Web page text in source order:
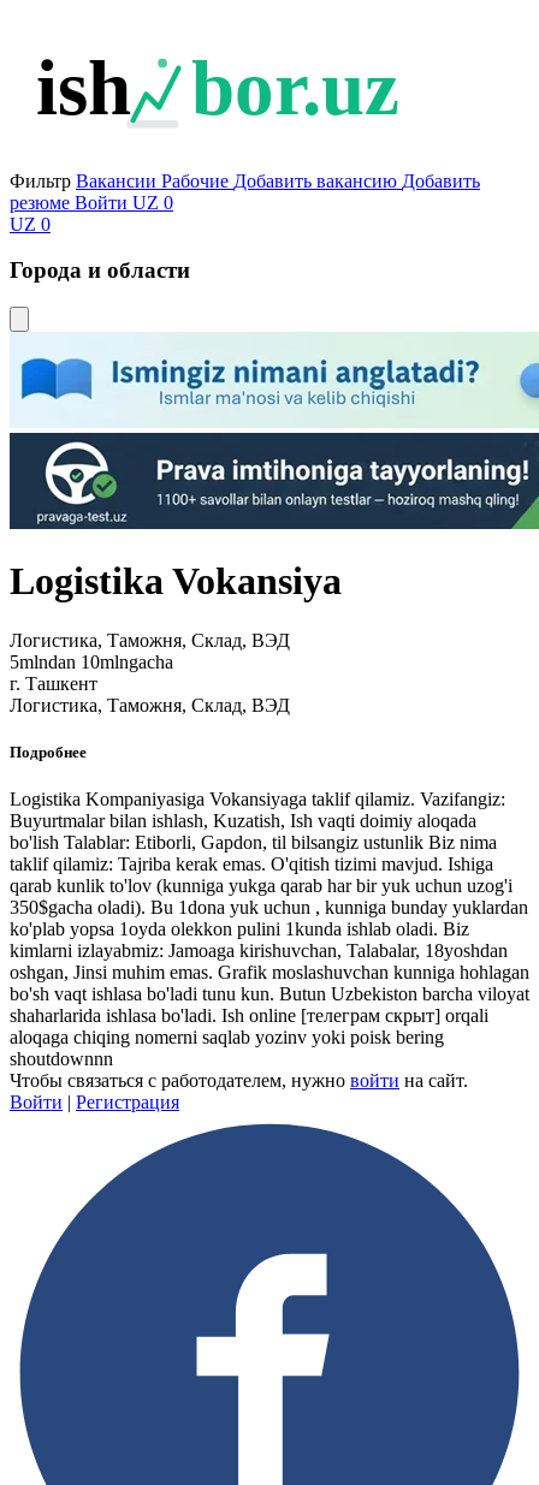
ish bor.uz
Фильтр Вакансии Рабочие Добавить вакансию Добавить
резюме Войти UZ 0
UZ 0
Города и области
Logistika Vokansiya
Логистика, Таможня, Склад, ВЭД
5mlndan 10mlngacha
г. Ташкент
Логистика, Таможня, Склад, ВЭД
Подробнее
Logistika Kompaniyasiga Vokansiyaga taklif qilamiz. Vazifangiz:
Buyurtmalar bilan ishlash, Kuzatish, Ish vaqti doimiy aloqada
bo'lish Talablar: Etiborli, Gapdon, til bilsangiz ustunlik Biz nima
taklif qilamiz: Tajriba kerak emas. O'qitish tizimi mavjud. Ishiga
qarab kunlik to'lov (kunniga yukga qarab har bir yuk uchun uzog'i
350$gacha oladi). Bu 1dona yuk uchun , kunniga bunday yuklardan
ko'plab yopsa 1oyda olekkon pulini 1kunda ishlab oladi. Biz
kimlarni izlayabmiz: Jamoaga kirishuvchan, Talabalar, 18yoshdan
oshgan, Jinsi muhim emas. Grafik moslashuvchan kunniga hohlagan
bo'sh vaqt ishlasa bo'ladi tunu kun. Butun Uzbekiston barcha viloyat
shaharlarida ishlasa bo'ladi. Ish online [телеграм скрыт] orqali
aloqaga chiqing nomerni saqlab yozinv yoki poisk bering
shoutdownnn
Чтобы связаться с работодателем, нужно войти на сайт.
Войти | Регистрация